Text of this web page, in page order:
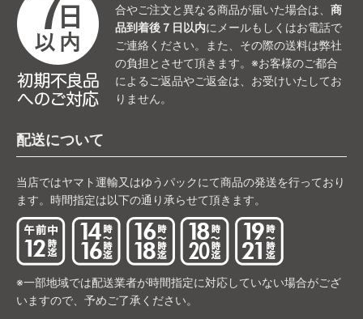
合やご注文と異なる商品が届いた場合は、 商
品到着後７日以内にメールもしくはお電話で
ご連絡ください。また、その際の送料は弊社
の負担とさせて頂きます。※お客様のご都合
によるご返品やご返金は、お受けいたしてお
りません。
配送について
当店ではヤマト運輸又はゆうパックにて商品の発送を行っており
ます。時間指定は以下の通り承らせて頂きます。
※一部地域では配送業者が時間指定に対応していない場合がござ
いますので、予めご了承ください。